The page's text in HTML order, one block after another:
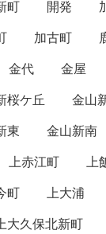
町 開発
加古町
金代 金屋
桜ケ丘
金山
東 金山新南
上赤江町
上
町 上大浦
大久保北新町